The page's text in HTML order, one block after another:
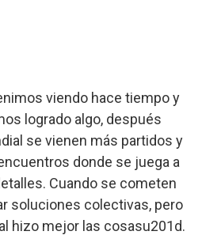
viendo hace tiempo y
logrado algo, después
se vienen más partidos y
donde se juega a
Cuando se cometen
soluciones colectivas, pero
hizo mejor las cosasu201d.